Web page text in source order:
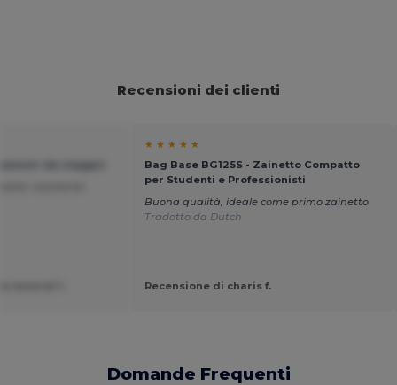
Recensioni dei clienti
★ ★ ★ ★ ★
Bag Base BG125S - Zainetto Compatto
per Studenti e Professionisti
Buona qualità, ideale come primo zainetto
Tradotto da Dutch
Recensione di charis f.
Domande Frequenti